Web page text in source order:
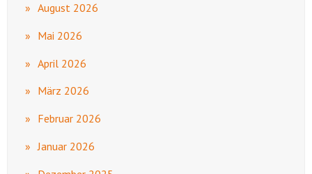
August 2026
Mai 2026
April 2026
März 2026
Februar 2026
Januar 2026